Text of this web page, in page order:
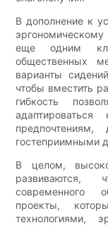
В дополнение к
еще одним
общественных
варианты
чтобы вместить
гибкость
гостеприимными
В целом,
развиваются,
современного
проекты,
технологиями,